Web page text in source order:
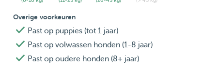
Overige voorkeuren
Past op puppies (tot 1 jaar)
Past op volwassen honden (1-8 jaar)
Past op oudere honden (8+ jaar)